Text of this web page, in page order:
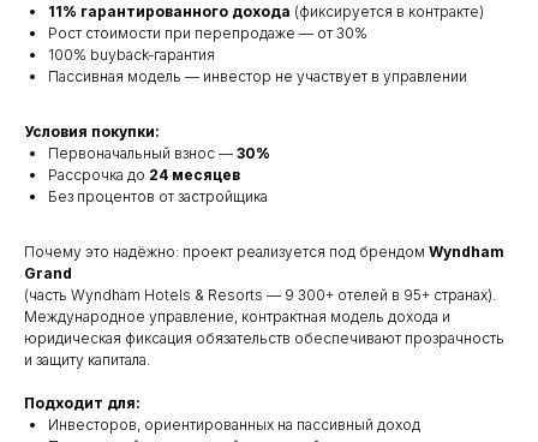
11% гарантированного дохода (фиксируется в контракте)
Рост стоимости при перепродаже — от 30%
100% buyback-гарантия
Пассивная модель — инвестор не участвует в управлении
Условия покупки:
Первоначальный взнос — 30%
Рассрочка до 24 месяцев
Без процентов от застройщика
Почему это надёжно: проект реализуется под брендом Wyndham
Grand
(часть Wyndham Hotels & Resorts — 9 300+ отелей в 95+ странах).
Международное управление, контрактная модель дохода и
юридическая фиксация обязательств обеспечивают прозрачность
и защиту капитала.
Подходит для:
Инвесторов, ориентированных на пассивный доход